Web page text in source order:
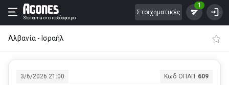
Stoixima στο ποδόσφαιρο
Στοιχηματικές
1
Αλβανία - Ισραήλ
3/6/2026 21:00 Κωδ ΟΠΑΠ: 609